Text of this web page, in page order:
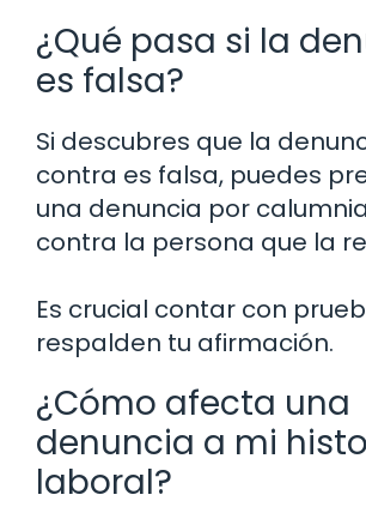
¿Qué pasa si la
es falsa?
Si descubres que la
contra es falsa, puedes
una denuncia por
contra la persona que la
Es crucial contar con
respalden tu afirmación.
¿Cómo afecta una
denuncia a mi
laboral?